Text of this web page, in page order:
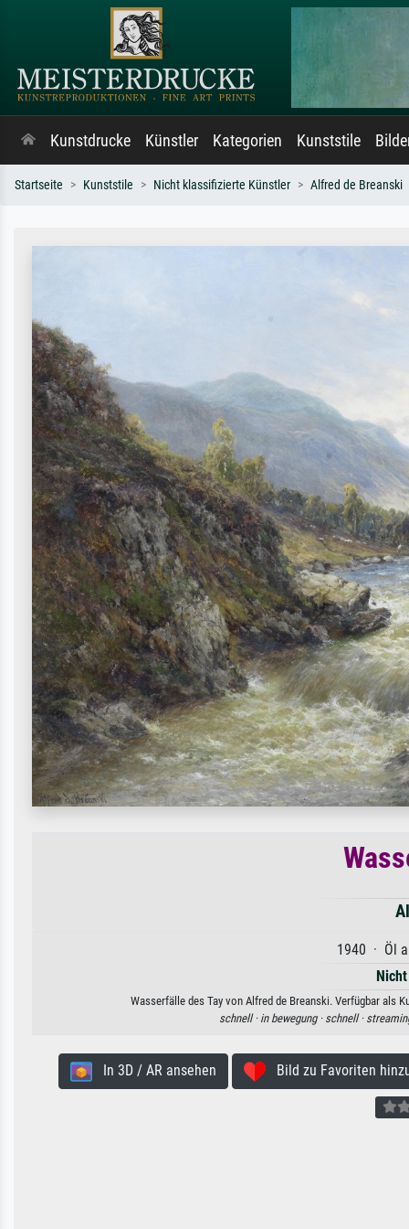
Kunstdrucke Künstler Kategorien Kunststile
Startseite Kunststile Nicht klassifizierte Künstler Alfred de Breanski
1940 · Öl
Wasserfälle des Tay von Alfred de Breanski. Verfügbar als
schnell · in bewegung · schnell ·
In 3D / AR ansehen Bild zu Favoriten